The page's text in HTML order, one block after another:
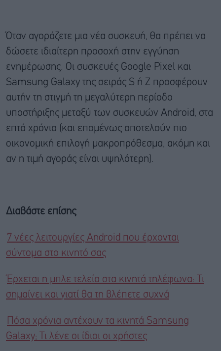
Όταν αγοράζετε μια νέα συσκευή, θα πρέπει να
δώσετε ιδιαίτερη προσοχή στην εγγύηση
ενημέρωσης. Οι συσκευές Google Pixel και
Samsung Galaxy της σειράς S ή Z προσφέρουν
αυτήν τη στιγμή τη μεγαλύτερη περίοδο
υποστήριξης μεταξύ των συσκευών Android, στα
επτά χρόνια (και επομένως αποτελούν πιο
οικονομική επιλογή μακροπρόθεσμα, ακόμη και
αν η τιμή αγοράς είναι υψηλότερη).
Διαβάστε επίσης
7 νέες λειτουργίες Android που έρχονται
σύντομα στο κινητό σας
Έρχεται η μπλε τελεία στα κινητά τηλέφωνα: Τι
σημαίνει και γιατί θα τη βλέπετε συχνά
Πόσα χρόνια αντέχουν τα κινητά Samsung
Galaxy; Τι λένε οι ίδιοι οι χρήστες